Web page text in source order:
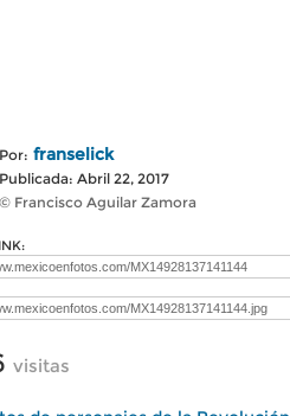
Por: franselick
Publicada: Abril 22, 2017
© Francisco Aguilar Zamora
visitas